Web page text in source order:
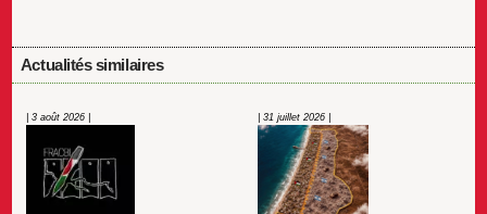
Actualités similaires
| 3 août 2026 | | 31 juillet 2026 |